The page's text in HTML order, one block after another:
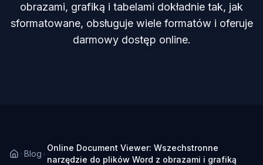
obrazami, grafiką i tabelami dokładnie tak, jak
sformatowane, obsługuje wiele formatów i oferuje
darmowy dostęp online.
Blog
Online Document Viewer: Wszechstronne
narzędzie do plików Word z obrazami i grafiką